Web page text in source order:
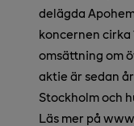
delägda
koncernen cirka
omsättning om
aktie är sedan
Stockholm och
Läs mer på